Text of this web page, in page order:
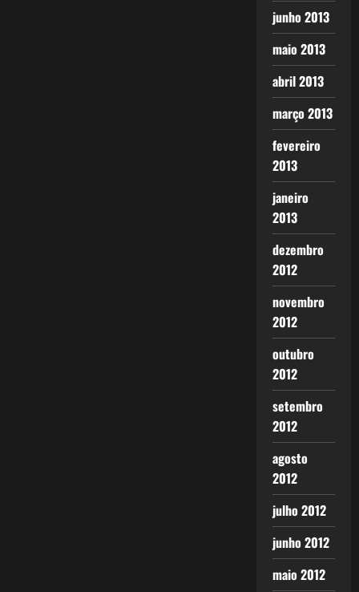
junho 2013
maio 2013
abril 2013
março 2013
fevereiro
2013
janeiro
2013
dezembro
2012
novembro
2012
outubro
2012
setembro
2012
agosto
2012
julho 2012
junho 2012
maio 2012